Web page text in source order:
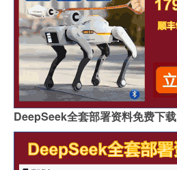
DeepSeek全套部署资料免费下载